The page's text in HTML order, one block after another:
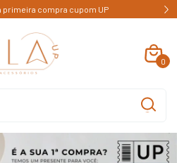
primeira compra cupom UP
0